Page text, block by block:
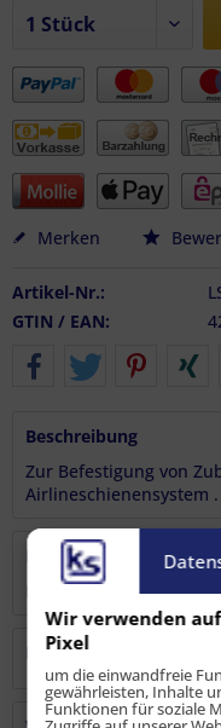
Merken
Artikel-Nr.:
GTIN / EAN:
Beschreibung
Zur Befestigung von
Airlineschienensystem
Bewertungen
1
Bewertungen lesen,
Hersteller
Wir verwenden
Pixel
um die einwandfreie
gewährleisten, Inhalte
Funktionen für soziale